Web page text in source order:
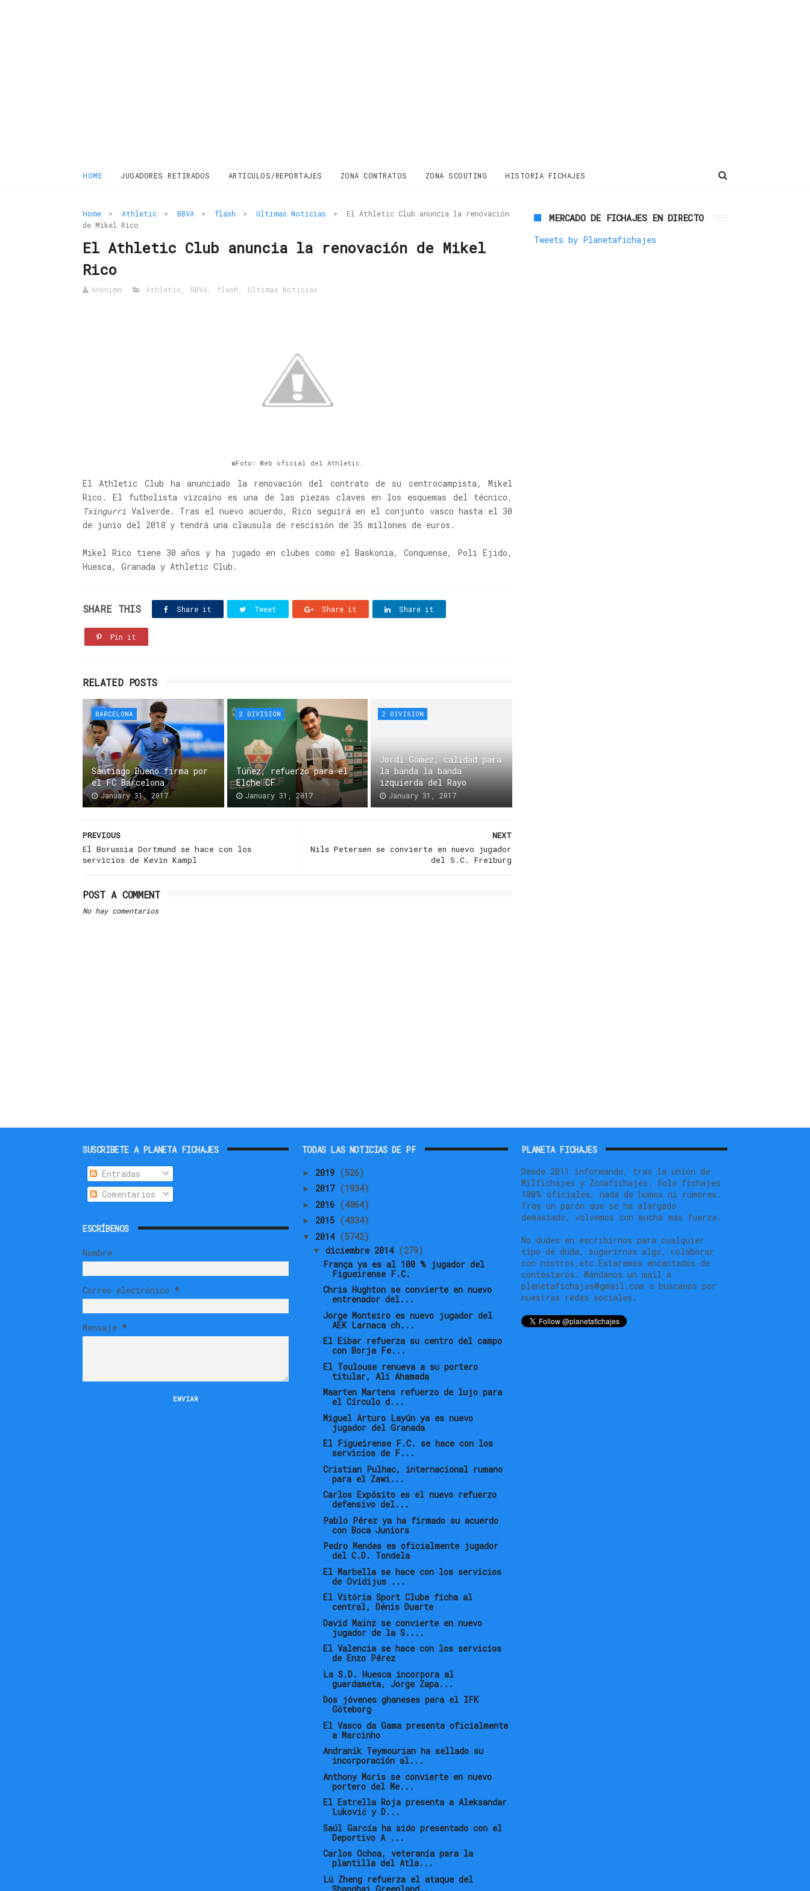
HOME JUGADORES RETIRADOS ARTICULOS/REPORTAJES ZONA CONTRATOS ZONA SCOUTING HISTORIA FICHAJES
Home > Athletic > BBVA > flash > Ultimas Noticias >
El Athletic Club anuncia la renovación
de Mikel Rico
El Athletic Club anuncia la renovación de Mikel
Rico
Anónimo Athletic BBVA flash Ultimas Noticias
©Foto: Web oficial del Athletic.
El Athletic Club ha anunciado la renovación del contrato de su centrocampista, Mikel
Rico. El futbolista vizcaíno es una de las piezas claves en los esquemas del técnico,
Txingurri Valverde. Tras el nuevo acuerdo, Rico seguirá en el conjunto vasco hasta el 30
de junio del 2018 y tendrá una clausula de rescisión de 35 millones de euros.
Mikel Rico tiene 30 años y ha jugado en clubes como el Baskonia, Conquense, Poli Ejido,
Huesca, Granada y Athletic Club.
SHARE THIS Share it Tweet Share it Share it
Pin it
RELATED POSTS
BARCELONA
Santiago Bueno firma por
el FC Barcelona
January 31, 2017
2 DIVISION
Túñez, refuerzo para el
Elche CF
January 31, 2017
2 DIVISION
Jordi Gómez, calidad para
la banda la banda
izquierda del Rayo
January 31, 2017
NEXT
Nils Petersen se convierte en nuevo jugador
del S.C. Freiburg
PREVIOUS
El Borussia Dortmund se hace con los
servicios de Kevin Kampl
POST A COMMENT
No hay comentarios
MERCADO DE FICHAJES EN DIRECTO
Tweets by Planetafichajes
SUSCRIBETE A PLANETA FICHAJES
Entradas
Comentarios
ESCRÍBENOS
Nombre
Correo electrónico *
Mensaje *
TODAS LAS NOTICIAS DE PF
► 2019 (526)
► 2017 (1934)
► 2016 (4864)
► 2015 (4334)
▼ 2014 (5742)
▼ diciembre 2014 (279)
França ya es al 100 % jugador del
Figueirense F.C.
Chris Hughton se convierte en nuevo
entrenador del...
Jorge Monteiro es nuevo jugador del
AEK Larnaca ch...
El Eibar refuerza su centro del campo
con Borja Fe...
El Toulouse renueva a su portero
titular, Ali Ahamada
Maarten Martens refuerzo de lujo para
el Círculo d...
Miguel Arturo Layún ya es nuevo
jugador del Granada
El Figueirense F.C. se hace con los
servicios de F...
Cristian Pulhac, internacional rumano
para el Zawi...
Carlos Expósito es el nuevo refuerzo
defensivo del...
Pablo Pérez ya ha firmado su acuerdo
con Boca Juniors
Pedro Mendes es oficialmente jugador
del C.D. Tondela
El Marbella se hace con los servicios
de Ovidijus ...
El Vitória Sport Clube ficha al
central, Dénis Duarte
David Mainz se convierte en nuevo
jugador de la S....
El Valencia se hace con los servicios
de Enzo Pérez
La S.D. Huesca incorpora al
guardameta, Jorge Zapa...
Dos jóvenes ghaneses para el IFK
Göteborg
El Vasco da Gama presenta oficialmente
a Marcinho
Andranik Teymourian ha sellado su
incorporación al...
Anthony Moris se convierte en nuevo
portero del Me...
El Estrella Roja presenta a Aleksandar
Luković y D...
Saúl García ha sido presentado con el
Deportivo A ...
Carlos Ochoa, veteranía para la
plantilla del Atla...
Lü Zheng refuerza el ataque del
Shanghai Greenland...
PLANETA FICHAJES
Desde 2011 informando, tras la unión de
Milfichajes y Zonafichajes. Solo fichajes
100% oficiales, nada de humos ni rumores.
Tras un parón que se ha alargado
demasiado, volvemos con mucha más fuerza.
No dudes en escribírnos para cualquier
tipo de duda, sugerirnos algo, colaborar
con nostros,etc.Estaremos encantados de
contestaros. Mándanos un mail a
planetafichajes@gmail.com o buscanos por
nuestras redes sociales.